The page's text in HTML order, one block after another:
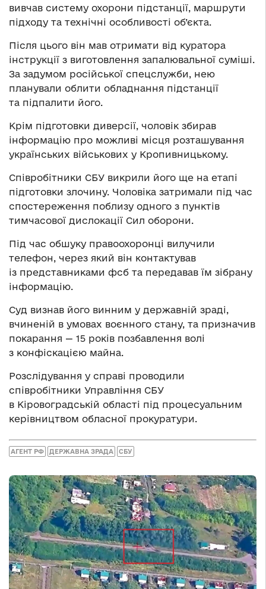
вивчав систему охорони підстанції, маршрути
підходу та технічні особливості об’єкта.
Після цього він мав отримати від куратора
інструкції з виготовлення запалювальної суміші.
За задумом російської спецслужби, нею
планували облити обладнання підстанції
та підпалити його.
Крім підготовки диверсії, чоловік збирав
інформацію про можливі місця розташування
українських військових у Кропивницькому.
Співробітники СБУ викрили його ще на етапі
підготовки злочину. Чоловіка затримали під час
спостереження поблизу одного з пунктів
тимчасової дислокації Сил оборони.
Під час обшуку правоохоронці вилучили
телефон, через який він контактував
із представниками фсб та передавав їм зібрану
інформацію.
Суд визнав його винним у державній зраді,
вчиненій в умовах воєнного стану, та призначив
покарання — 15 років позбавлення волі
з конфіскацією майна.
Розслідування у справі проводили
співробітники Управління СБУ
в Кіровоградській області під процесуальним
керівництвом обласної прокуратури.
АГЕНТ РФ ДЕРЖАВНА ЗРАДА СБУ